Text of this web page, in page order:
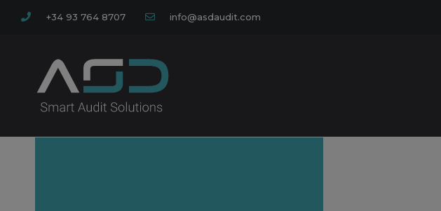
+34 93 764 8707 info@asdaudit.com